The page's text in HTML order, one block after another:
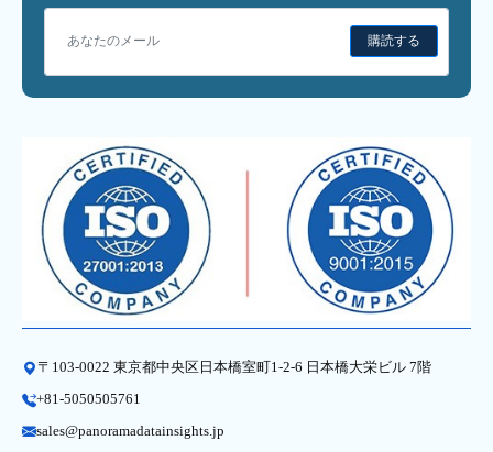
購読する
〒103-0022 東京都中央区日本橋室町1-2-6 日本橋大栄ビル 7階
+81-5050505761
sales@panoramadatainsights.jp